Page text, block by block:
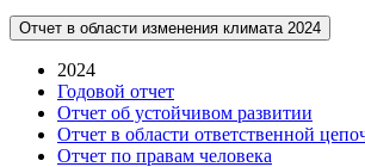
Отчет в области изменения климата 2024
2024
Годовой отчет
Отчет об устойчивом развитии
Отчет в области ответственной
Отчет по правам человека